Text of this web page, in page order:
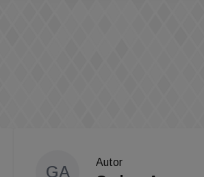
GA
Autor